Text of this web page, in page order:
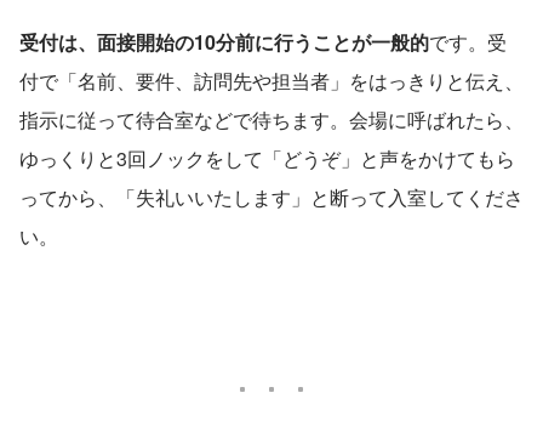
受付は、面接開始の10分前に行うことが一般的です。受
付で「名前、要件、訪問先や担当者」をはっきりと伝え、
指示に従って待合室などで待ちます。会場に呼ばれたら、
ゆっくりと3回ノックをして「どうぞ」と声をかけてもら
ってから、「失礼いいたします」と断って入室してくださ
い。